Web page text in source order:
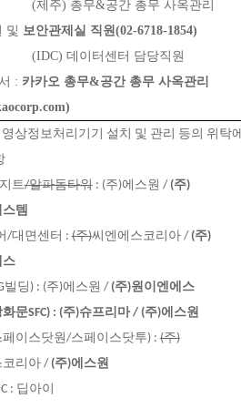
총무&공간 총무 사옥관리
및 보안관제실 직원(02-6718-1854)
데이터센터 담당직원
: 카카오 총무&공간 총무 사옥관리
상정보처리기기 설치 및 관리 등의 위탁에
트/알파돔타워 : (주)에스원 / (주)
템
/대면센터 : (주)씨엔에스코리아 / (주)
스
빌딩) : (주)에스원 / (주)원이엔에스
문SFC) : (주)슈프리마 / (주)에스원
이스닷원/스페이스닷투) : (주)
리아 / (주)에스원
: 딥아이